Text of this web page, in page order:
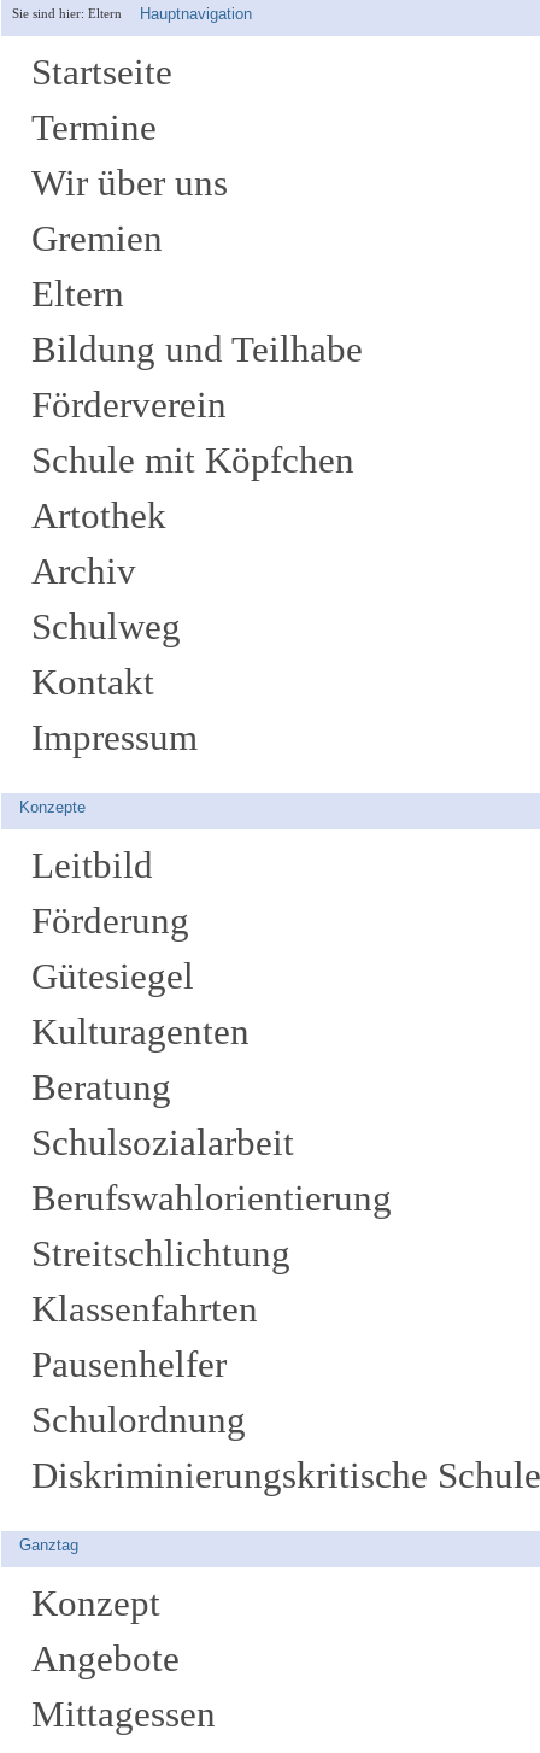
Sie sind hier: Eltern Hauptnavigation
Startseite
Termine
Wir über uns
Gremien
Eltern
Bildung und Teilhabe
Förderverein
Schule mit Köpfchen
Artothek
Archiv
Schulweg
Kontakt
Impressum
Konzepte
Leitbild
Förderung
Gütesiegel
Kulturagenten
Beratung
Schulsozialarbeit
Berufswahlorientierung
Streitschlichtung
Klassenfahrten
Pausenhelfer
Schulordnung
Diskriminierungskritische Schule
Ganztag
Konzept
Angebote
Mittagessen